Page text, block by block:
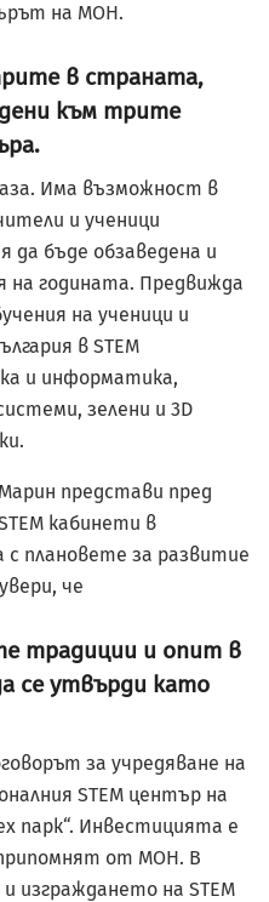
на МОН.
в страната,
към трите
Има възможност в
и ученици
да бъде обзаведена и
на годината. Предвижда
на ученици и
в STEM
и информатика,
зелени и 3D
представи пред
кабинети в
с плановете за развитие
че
традиции и опит в
се утвърди като
за учредяване на
STEM център на
парк“. Инвестицията е
от МОН. В
изграждането на STEM